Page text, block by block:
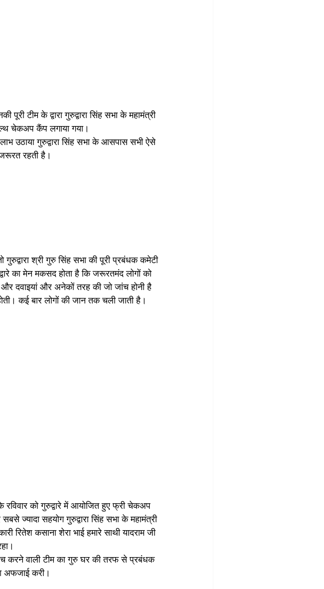
टीम के द्वारा गुरुद्वारा सिंह सभा के महामंत्री
चेकअप कैंप लगाया गया।
उठाया गुरुद्वारा सिंह सभा के आसपास सभी ऐसे
रहती है।
श्री गुरु सिंह सभा की पूरी प्रबंधक कमेटी
का मेन मकसद होता है कि जरूरतमंद लोगों को
दवाइयां और अनेकों तरह की जो जांच होनी है
कई बार लोगों की जान तक चली जाती है।
रविवार को गुरुद्वारे में आयोजित हुए फ्री चेकअप
ज्यादा सहयोग गुरुद्वारा सिंह सभा के महामंत्री
रितेश कसाना शेरा भाई हमारे साथी यादराम जी
करने वाली टीम का गुरु घर की तरफ से प्रबंधक
अफजाई करी।